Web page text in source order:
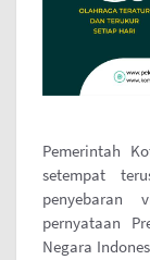
Pemerintah
setempat
penyebaran
pernyataan
Negara